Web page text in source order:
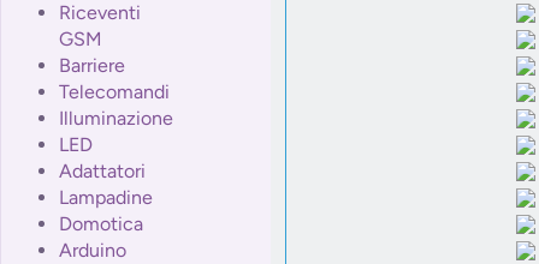
Riceventi
GSM
Barriere
Telecomandi
Illuminazione
LED
Adattatori
Lampadine
Domotica
Arduino